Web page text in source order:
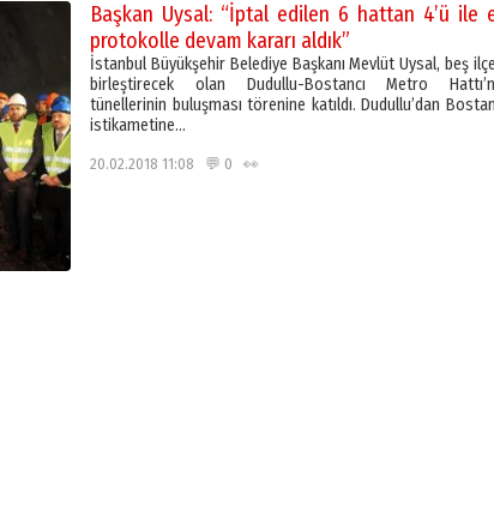
Başkan Uysal: “İptal edilen 6 hattan 4’ü ile
protokolle devam kararı aldık”
İstanbul Büyükşehir Belediye Başkanı Mevlüt Uysal, beş
birleştirecek olan Dudullu-Bostancı Metro
tünellerinin buluşması törenine katıldı. Dudullu’dan
istikametine…
20.02.2018 11:08 💬 0 👀